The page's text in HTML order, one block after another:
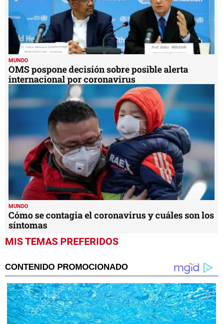
MUNDO
OMS pospone decisión sobre posible alerta
internacional por coronavirus
MUNDO
Cómo se contagia el coronavirus y cuáles son los
síntomas
MIS TEMAS PREFERIDOS